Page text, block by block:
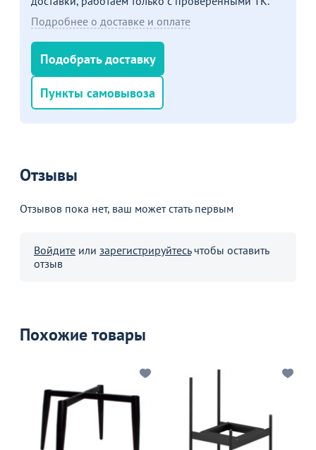
Подробнее о доставке и оплате
Подобрать доставку
Пункты самовывоза
Отзывы
Отзывов пока нет, ваш может стать первым
Войдите или зарегистрируйтесьчтобы оставить
отзыв
Похожие товары